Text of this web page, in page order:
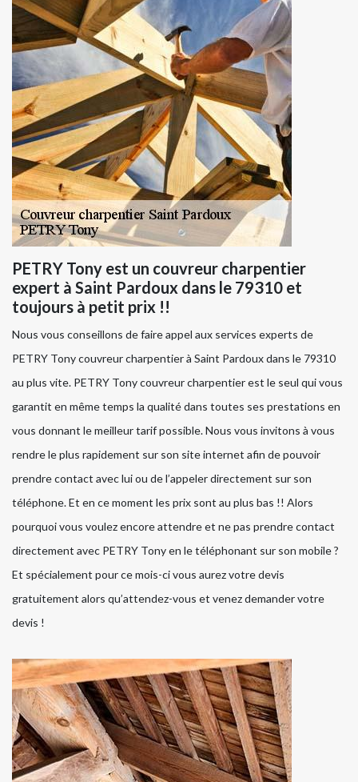
PETRY Tony est un couvreur charpentier
expert à Saint Pardoux dans le 79310 et
toujours à petit prix !!
Nous vous conseillons de faire appel aux services experts de
PETRY Tony couvreur charpentier à Saint Pardoux dans le 79310
au plus vite. PETRY Tony couvreur charpentier est le seul qui vous
garantit en même temps la qualité dans toutes ses prestations en
vous donnant le meilleur tarif possible. Nous vous invitons à vous
rendre le plus rapidement sur son site internet afin de pouvoir
prendre contact avec lui ou de l’appeler directement sur son
téléphone. Et en ce moment les prix sont au plus bas !! Alors
pourquoi vous voulez encore attendre et ne pas prendre contact
directement avec PETRY Tony en le téléphonant sur son mobile ?
Et spécialement pour ce mois-ci vous aurez votre devis
gratuitement alors qu’attendez-vous et venez demander votre
devis !